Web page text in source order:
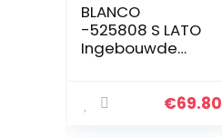
BLANCO
-525808 S LATO
Ingebouwde
voor aanrecht –
€69.80